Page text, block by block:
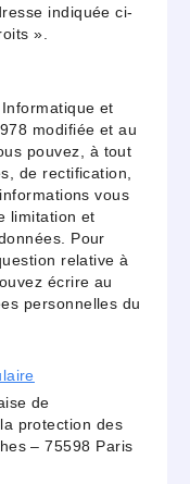
indiquée ci-
».
et
modifiée et au
pouvez, à tout
de rectification,
vous
limitation et
Pour
relative à
écrire au
personnelles du
de
protection des
– 75598 Paris